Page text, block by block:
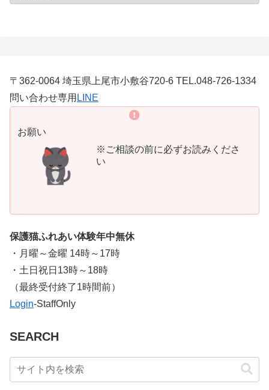
〒362-0064 埼玉県上尾市小敷谷720-6 TEL.048-726-1334
問い合わせ専用 LINE
お願い
※ご相談の前に必ずお読みくださ
い
保護猫ふれあい体験年中無休
・月曜～金曜 14時～17時
・土日祝日13時～18時
​（最終受付終了1時間前）
Login-StaffOnly
SEARCH